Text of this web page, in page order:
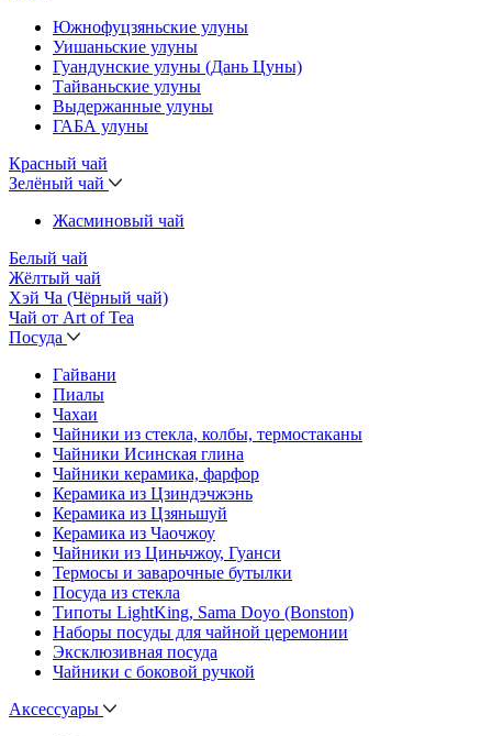
Южнофуцзяньские улуны
Уишаньские улуны
Гуандунские улуны (Дань Цуны)
Тайваньские улуны
Выдержанные улуны
ГАБА улуны
Красный чай
Зелёный чай
Жасминовый чай
Белый чай
Жёлтый чай
Хэй Ча (Чёрный чай)
Чай от Art of Tea
Посуда
Гайвани
Пиалы
Чахаи
Чайники из стекла, колбы, термостаканы
Чайники Исинская глина
Чайники керамика, фарфор
Керамика из Цзиндэчжэнь
Керамика из Цзяньшуй
Керамика из Чаочжоу
Чайники из Циньчжоу, Гуанси
Термосы и заварочные бутылки
Посуда из стекла
Типоты LightKing, Sama Doyo (Bonston)
Наборы посуды для чайной церемонии
Эксклюзивная посуда
Чайники с боковой ручкой
Аксессуары